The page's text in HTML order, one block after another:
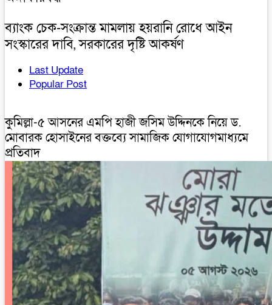
ব্যাংক চেক-সংক্রান্ত মামলায় হয়রানি রোধে আইন
সংস্কারের দাবি, সরকারের দৃষ্টি আকর্ষণ
Last Update
Popular Post
কুমিল্লা-৫ আসনের এমপি হাজী জসিম উদ্দিনকে নিয়ে ড.
মোবারক হোসাইনের বক্তব্যে সামাজিক যোগাযোগমাধ্যমে
প্রতিবাদ